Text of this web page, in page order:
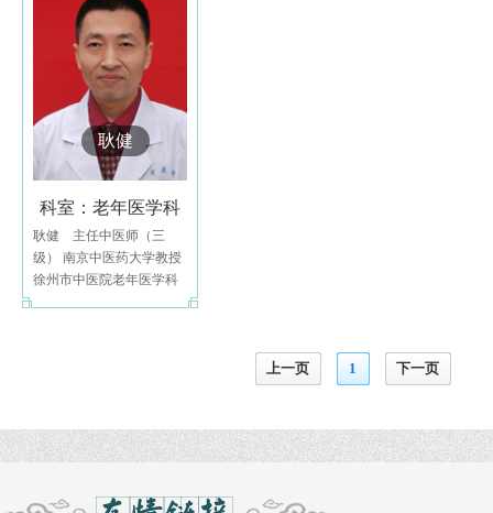
耿健
科室：老年医学科
耿健 主任中医师（三
级） 南京中医药大学教授
徐州市中医院老年医学科
上一页 1 下一页